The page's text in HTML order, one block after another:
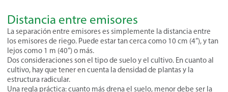
Distancia entre emisores
La separación entre emisores es simplemente la distancia entre
los emisores de riego. Puede estar tan cerca como 10 cm (4”), y tan
lejos como 1 m (40”) o más.
Dos consideraciones son el tipo de suelo y el cultivo. En cuanto al
cultivo, hay que tener en cuenta la densidad de plantas y la
estructura radicular.
Una regla práctica: cuanto más drena el suelo, menor debe ser la